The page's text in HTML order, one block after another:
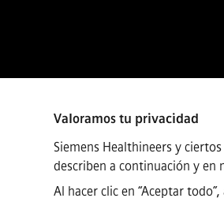
Valoramos tu privacidad
Siemens Healthineers y
describen a continuación y en
Al hacer clic en “Aceptar
Connect